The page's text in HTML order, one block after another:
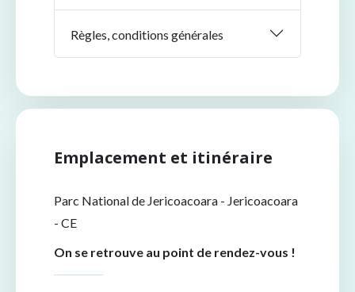
Règles, conditions générales
Emplacement et itinéraire
Parc National de Jericoacoara - Jericoacoara
- CE
On se retrouve au point de rendez-vous !